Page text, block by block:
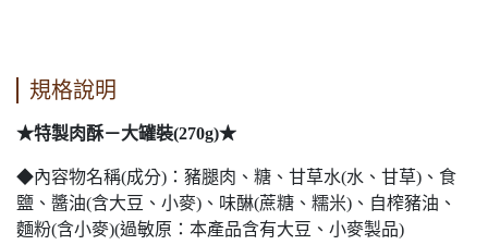
規格說明
★特製肉酥－大罐裝(270g)★
◆內容物名稱(成分)：豬腿肉、糖、甘草水(水、甘草)、食
鹽、醬油(含大豆、小麥)、味醂(蔗糖、糯米)、自榨豬油、
麵粉(含小麥)(過敏原：本產品含有大豆、小麥製品)